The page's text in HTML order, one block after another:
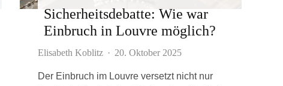
Sicherheitsdebatte: Wie war
Einbruch in Louvre möglich?
Elisabeth Koblitz · 20. Oktober 2025
Der Einbruch im Louvre versetzt nicht nur